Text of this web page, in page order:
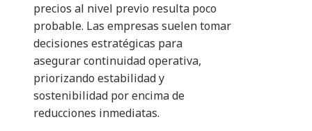
precios al nivel previo resulta poco
probable. Las empresas suelen tomar
decisiones estratégicas para
asegurar continuidad operativa,
priorizando estabilidad y
sostenibilidad por encima de
reducciones inmediatas.